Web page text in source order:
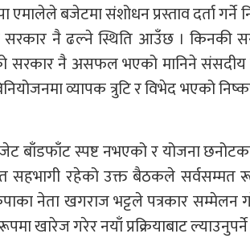
बजेटमा संशोधन प्रस्ताव दर्ता गर्ने
सरकार नै ढल्ने स्थिति आउँछ । किनकी
सरकार नै असफल भएको मानिने
व्यापक त्रुटि र विभेद भएको
बाँडफाँट स्पष्ट नभएको र योजना
सहभागी रहेको उक्त बैठकले सर्वसम्मत
नेता खगराज भट्टले पत्रकार सम्मेलन
खारेज गरेर नयाँ प्रक्रियाबाट